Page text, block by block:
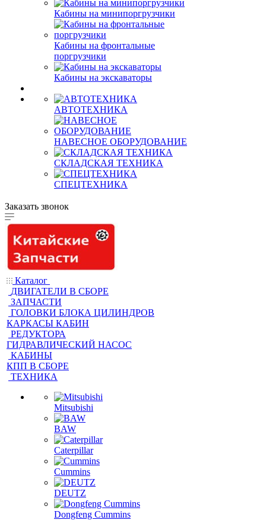
Кабины на минипоргрузчики
Кабины на фронтальные
поргрузчики
Кабины на экскаваторы
АВТОТЕХНИКА
НАВЕСНОЕ ОБОРУДОВАНИЕ
СКЛАДСКАЯ ТЕХНИКА
СПЕЦТЕХНИКА
Заказать звонок
Каталог
ДВИГАТЕЛИ В СБОРЕ
ЗАПЧАСТИ
ГОЛОВКИ БЛОКА ЦИЛИНДРОВ
КАРКАСЫ КАБИН
РЕДУКТОРА
ГИДРАВЛИЧЕСКИЙ НАСОС
КАБИНЫ
КПП В СБОРЕ
ТЕХНИКА
Mitsubishi
BAW
Caterpillar
Cummins
DEUTZ
Dongfeng Cummins